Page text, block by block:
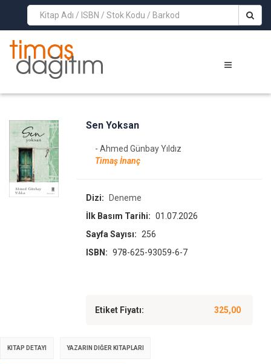
>
Sen Yoksan
- Ahmed Günbay Yıldız
Timaş İnanç
Dizi:
Deneme
İlk Basım Tarihi: 01.07.2026
Sayfa Sayısı:
256
ISBN: 978-625-93059-6-7
Etiket Fiyatı: 325,00
KITAP DETAYI YAZARIN DIĞER KITAPLARI